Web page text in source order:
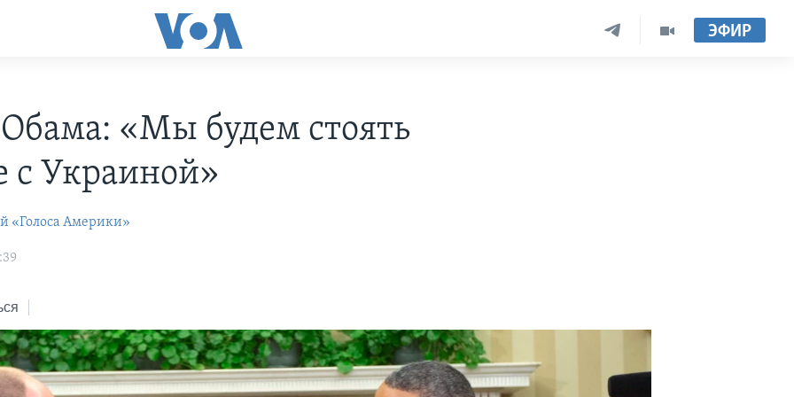
ЭФИР
«Мы будем стоять
с Украиной»
«Голоса Америки»